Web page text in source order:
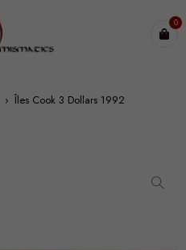
0
› Îles Cook 3 Dollars 1992